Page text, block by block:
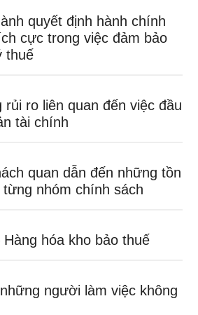
quyết định hành chính
cực trong việc đảm bảo
thuế
rủi ro liên quan đến việc đầu
tài chính
quan dẫn đến những tồn
nhóm chính sách
hóa kho bảo thuế
người làm việc không